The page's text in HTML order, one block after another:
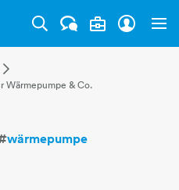
Dropdown Magazin
Aktuell
Verantwortung
Wärmepumpe & Co.
wärmepumpe